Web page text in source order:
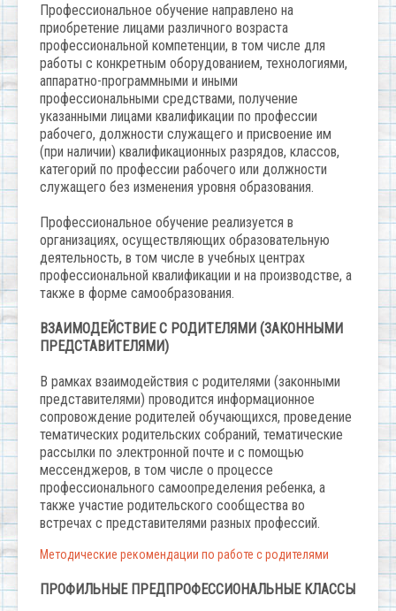
Профессиональное обучение направлено на
приобретение лицами различного возраста
профессиональной компетенции, в том числе для
работы с конкретным оборудованием, технологиями,
аппаратно-программными и иными
профессиональными средствами, получение
указанными лицами квалификации по профессии
рабочего, должности служащего и присвоение им
(при наличии) квалификационных разрядов, классов,
категорий по профессии рабочего или должности
служащего без изменения уровня образования.
Профессиональное обучение реализуется в
организациях, осуществляющих образовательную
деятельность, в том числе в учебных центрах
профессиональной квалификации и на производстве, а
также в форме самообразования.
ВЗАИМОДЕЙСТВИЕ С РОДИТЕЛЯМИ (ЗАКОННЫМИ
ПРЕДСТАВИТЕЛЯМИ)
В рамках взаимодействия с родителями (законными
представителями) проводится информационное
сопровождение родителей обучающихся, проведение
тематических родительских собраний, тематические
рассылки по электронной почте и с помощью
мессенджеров, в том числе о процессе
профессионального самоопределения ребенка, а
также участие родительского сообщества во
встречах с представителями разных профессий.
Методические рекомендации по работе с родителями
ПРОФИЛЬНЫЕ ПРЕДПРОФЕССИОНАЛЬНЫЕ КЛАССЫ